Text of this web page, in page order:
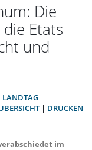
Die
Etats
und
LANDTAG
| DRUCKEN
im